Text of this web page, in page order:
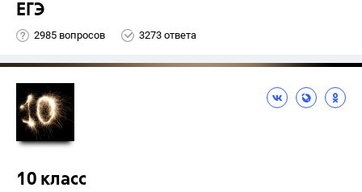
ЕГЭ
2985 вопросов 3273 ответа
10 класс